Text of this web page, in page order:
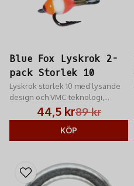
Blue Fox Lyskrok 2-
pack Storlek 10
Lyskrok storlek 10 med lysande
design och VMC-teknologi,
perfekt för varierande fiskarter.
89 kr
44,5 kr
KÖP